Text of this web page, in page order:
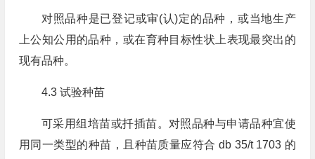
对照品种是已登记或审(认)定的品种，或当地生产
上公知公用的品种，或在育种目标性状上表现最突出的
现有品种。
4.3 试验种苗
可采用组培苗或扦插苗。对照品种与申请品种宜使
用同一类型的种苗，且种苗质量应符合 db 35/t 1703 的